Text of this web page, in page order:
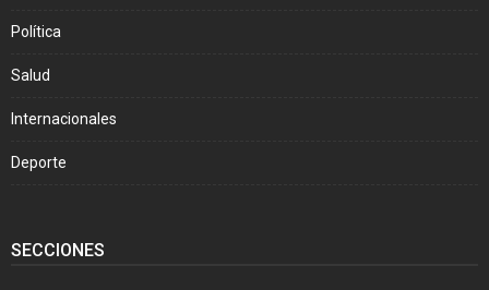
Política
Salud
Internacionales
Deporte
SECCIONES